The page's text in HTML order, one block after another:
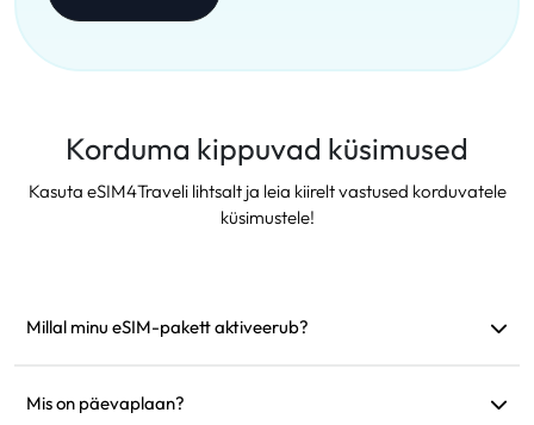
Korduma kippuvad küsimused
Kasuta eSIM4Traveli lihtsalt ja leia kiirelt vastused korduvatele
küsimustele!
Millal minu eSIM-pakett aktiveerub?
Soovitame see enne reisi paigaldada.
Mis on päevaplaan?